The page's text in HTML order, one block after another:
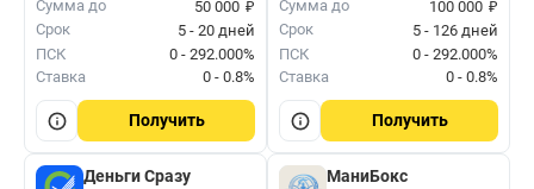
Сумма до 50 000 ₽
Срок
5 - 20 дней
ПСК
0 - 292.000%
Ставка
0 - 0.8%
Получить
Сумма до 100 000 ₽
Срок
5 - 126 дней
ПСК
0 - 292.000%
Ставка
0 - 0.8%
Получить
Деньги Сразу МаниБокс